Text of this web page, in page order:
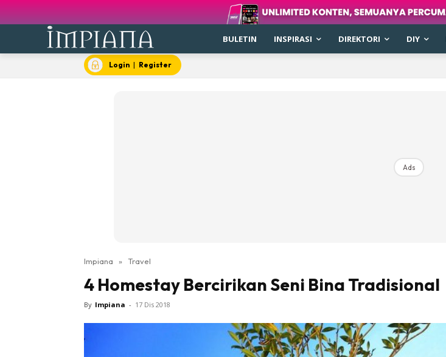
BULETIN INSPIRASI DIREKTORI DIY
Login | Register
Ads
Impiana » Travel
4 Homestay Bercirikan Seni Bina Tradisional
By Impiana - 17 Dis 2018